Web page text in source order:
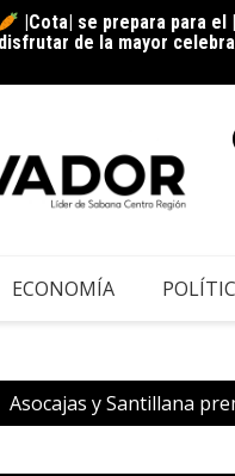
disfrutar de la mayor
|Tocancipá| abre
|Festival Gastronómico|
ECONOMÍA
Asocajas y Santillana